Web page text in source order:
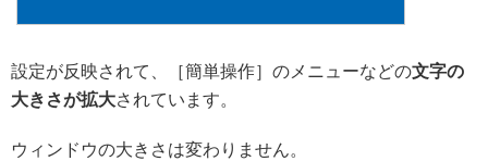
設定が反映されて、［簡単操作］のメニューなどの文字の
大きさが拡大されています。
ウィンドウの大きさは変わりません。